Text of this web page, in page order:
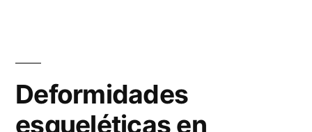
Deformidades
esqueléticas en